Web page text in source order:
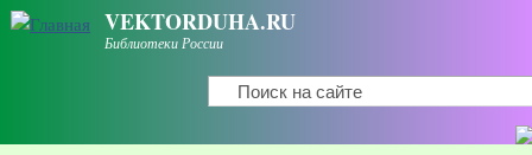
Перейти к основному содержанию
VEKTORDUHA.RU
Библиотеки России
Форма поиска
Поиск